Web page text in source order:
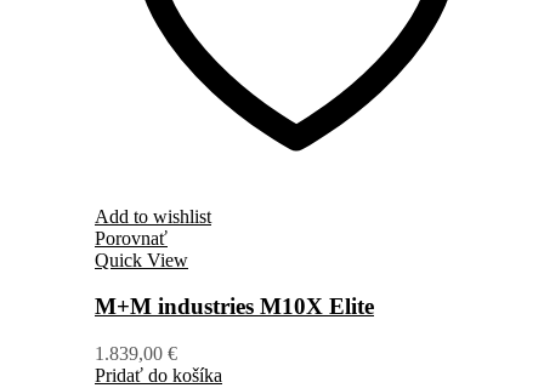
Add to wishlist
Porovnať
Quick View
M+M industries M10X Elite
1.839,00 €
Pridať do košíka